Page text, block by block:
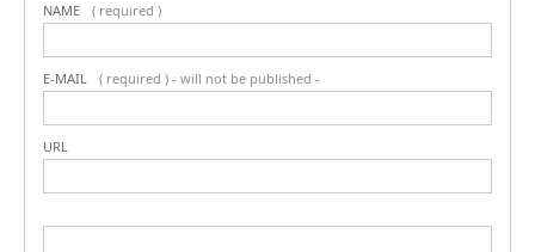
NAME ( required )
E-MAIL ( required ) - will not be published -
URL